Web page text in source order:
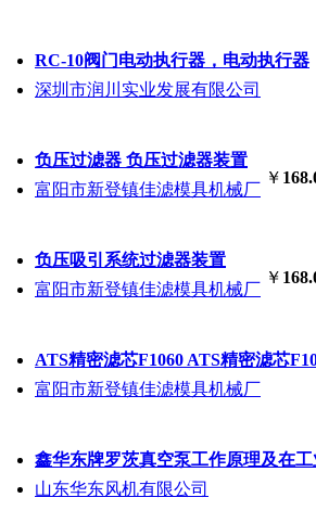
RC-10阀门电动执行器，电动执行器
深圳市润川实业发展有限公司
负压过滤器 负压过滤器装置
富阳市新登镇佳滤模具机械厂
￥
负压吸引系统过滤器装置
富阳市新登镇佳滤模具机械厂
￥
ATS精密滤芯F1060 ATS精密滤芯
富阳市新登镇佳滤模具机械厂
鑫华东牌罗茨真空泵工作原理及在
山东华东风机有限公司